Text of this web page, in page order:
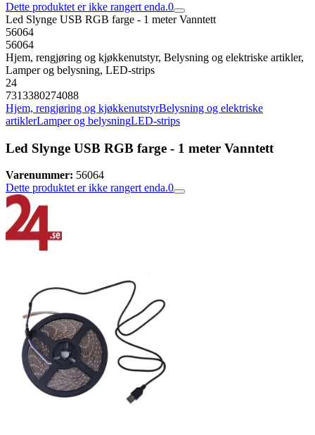
Dette produktet er ikke rangert enda.0
Led Slynge USB RGB farge - 1 meter Vanntett
56064
56064
Hjem, rengjøring og kjøkkenutstyr, Belysning og elektriske artikler,
Lamper og belysning, LED-strips
24
7313380274088
Hjem, rengjøring og kjøkkenutstyrBelysning og elektriske
artiklerLamper og belysningLED-strips
Led Slynge USB RGB farge - 1 meter Vanntett
Varenummer: 56064
Dette produktet er ikke rangert enda.0